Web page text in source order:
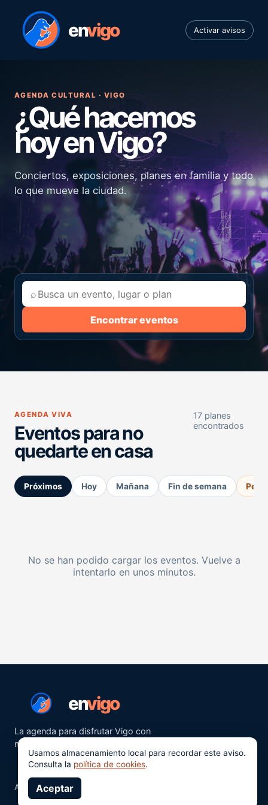
envigo Activar avisos
AGENDA CULTURAL · VIGO
¿Qué hacemos
hoy en Vigo?
Conciertos, exposiciones, planes en familia y todo
lo que mueve la ciudad.
⌕
Encontrar eventos
AGENDA VIVA
Eventos para no
quedarte en casa
17 planes
encontrados
Próximos Hoy Mañana Fin de semana
No se han podido cargar los eventos. Vuelve a
intentarlo en unos minutos.
envigo
La agenda para disfrutar Vigo con
más ganas.
Aviso legalPrivacidad
Usamos almacenamiento local para recordar este aviso.
Consulta la política de cookies.
Aceptar